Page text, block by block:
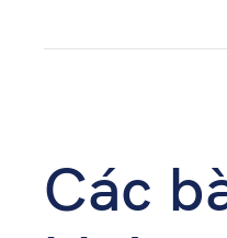
Các